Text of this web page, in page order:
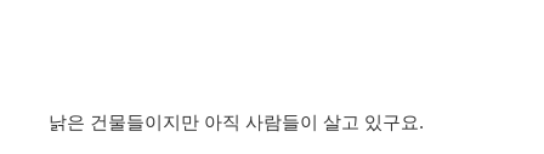
낡은 건물들이지만 아직 사람들이 살고 있구요.